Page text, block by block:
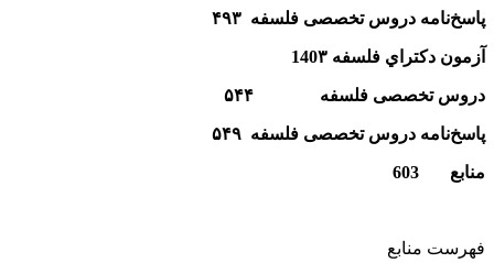
پاسخ‌نامه دروس تخصصی فلسفه ۴۹۳
آزمون دكتراي فلسفه 140۳
دروس تخصصی فلسفه ۵۴۴
پاسخ‌نامه دروس تخصصی فلسفه ۵۴۹
منابع 603
فهرست منابع